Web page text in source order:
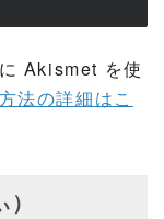
Akismet を使
法の詳細はこ